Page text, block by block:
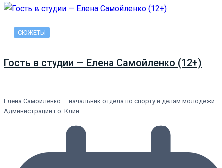
СЮЖЕТЫ
Гость в студии — Елена Самойленко (12+)
Елена Самойленко — начальник отдела по спорту и делам молодежи
Администрации г.о. Клин